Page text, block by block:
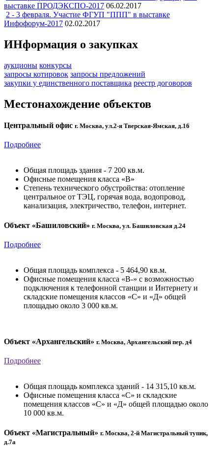
выставке ПРОДЭКСПО-2017 06.02.2017
2 - 3 февраля. Участие ФГУП "ППП" в выставке
Инфофорум-2017 02.02.2017
ИНформация о закупках
аукционы конкурсы
запросы котировок запросы предложений
закупки у единственного поставщика реестр договоров
Местонахождение объектов
Центральный офис г. Москва, ул.2-я Тверская-Ямская, д.16
Подробнее
Общая площадь здания - 7 200 кв.м.
Офисные помещения класса «В»
Степень технического обустройства: отопление
центральное от ТЭЦ, горячая вода, водопровод,
канализация, электричество, телефон, интернет.
Объект «Башиловский» г. Москва, ул. Башиловская д.24
Подробнее
Общая площадь комплекса - 5 464,90 кв.м.
Офисные помещения класса «В-» с возможностью
подключения к телефонной станции и Интернету и
складские помещения классов «С» и «Д» общей
площадью около 3 000 кв.м.
Объект «Архангельский» г. Москва, Архангельский пер. д4
Подробнее
Общая площадь комплекса зданий - 14 315,10 кв.м.
Офисные помещения класса «С» и складские
помещения классов «С» и «Д» общей площадью около
10 000 кв.м.
Объект «Магистральный» г. Москва, 2-й Магистральный тупик,
д.7а